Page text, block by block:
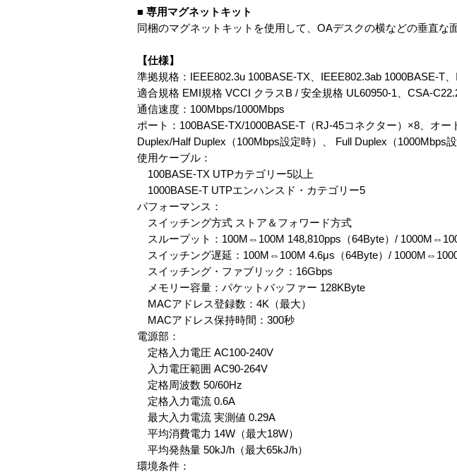
■ 専用マグネットキット
同梱のマグネットキットを使用して、OAデスクの横などの垂直な
【仕様】
準拠規格：IEEE802.3u 100BASE-TX、IEEE802.3ab 1000BASE-T
適合規格 EMI規格 VCCI クラスB / 安全規格 UL60950-1、CSA-
通信速度：100Mbps/1000Mbps
ポート：100BASE-TX/1000BASE-T（RJ-45コネクター）×8、オ
Duplex/Half Duplex（100Mbps設定時）、 Full Duplex（1000Mbps設
使用ケーブル：
100BASE-TX UTPカテゴリー5以上
1000BASE-T UTPエンハンスド・カテゴリー5
パフォーマンス：
スイッチング方式 ストア＆フォワード方式
スループット：100M⇔100M 148,810pps（64Byte）/
スイッチング遅延：100M⇔100M 4.6μs（64Byte）/
スイッチング・ファブリック：16Gbps
メモリー容量：パケットバッファー 128KByte
MACアドレス登録数：4K（最大）
MACアドレス保持時間：300秒
電源部：
定格入力電圧 AC100-240V
入力電圧範囲 AC90-264V
定格周波数 50/60Hz
定格入力電流 0.6A
最大入力電流 実測値 0.29A
平均消費電力 14W（最大18W）
平均発熱量 50kJ/h（最大65kJ/h）
環境条件：